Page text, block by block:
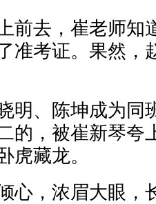
前去，崔老师知
准考证。果然，
明、陈坤成为同
的，被崔新琴夸
虎藏龙。
心，浓眉大眼，